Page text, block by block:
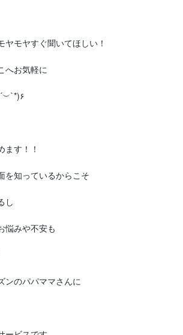
ヤモヤすぐ聞いてほしい！
へお気軽に
ます！！
を知っているからこそ
し
悩みや不安も
ンのパパママさんに